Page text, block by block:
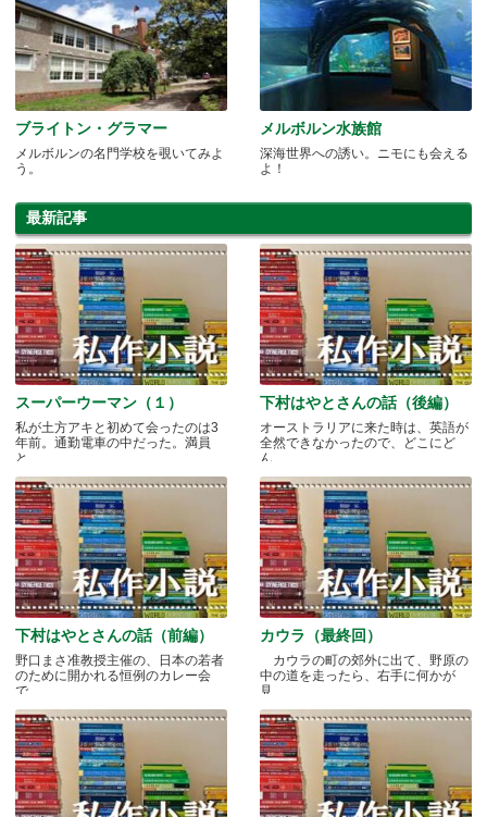
ブライトン・グラマー
メルボルンの名門学校を覗いてみよ
う。
メルボルン水族館
深海世界への誘い。ニモにも会える
よ！
最新記事
スーパーウーマン（１）
私が土方アキと初めて会ったのは3
年前。通勤電車の中だった。満員
と.....
下村はやとさんの話（後編）
オーストラリアに来た時は、英語が
全然できなかったので、どこにど
ん.....
下村はやとさんの話（前編）
野口まさ准教授主催の、日本の若者
のために開かれる恒例のカレー会
で.....
カウラ（最終回）
カウラの町の郊外に出て、野原の
中の道を走ったら、右手に何かが
見.....